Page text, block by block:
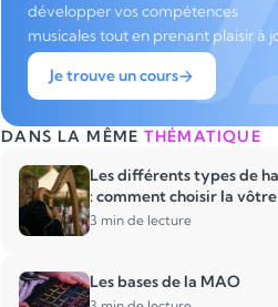
développer vos compétences
musicales tout en prenant plaisir à
Je trouve un cours
DANS LA MÊMETHÉMATIQUE
Les différents types de
: comment choisir la vôtre
3 min de lecture
Les bases de la MAO